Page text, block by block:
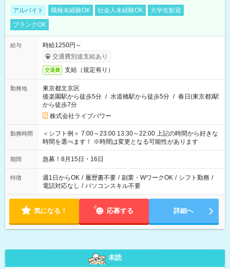
アルバイト 職種未経験OK 社会人未経験OK
大学生歓迎
ブランクOK
給与
時給1250円～
交通費別途支給あり
交通費 支給（規定有り）
勤務地
東京都文京区
後楽園駅から徒歩5分 / 水道橋駅から徒歩5分 / 春日(東京都)駅
から徒歩7分
株式会社ライブパワー
勤務時間
＜シフト例＞ 7:00～23:00 13:30～22:00 上記の時間から好きな
時間を選べます！ ※時間は変更となる可能性があります
期間 急募！8月15日・16日
特徴 週1日からOK / 履歴書不要 / 副業・WワークOK / シフト勤務 /
電話対応なし / パソコンスキル不要
気になる！ 応募する 詳細へ
未読